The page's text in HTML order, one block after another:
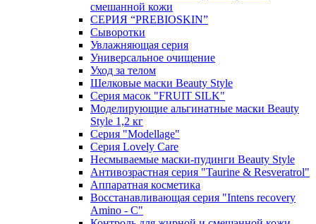
смешанной кожи
СЕРИЯ “PREBIOSKIN”
Сыворотки
Увлажняющая серия
Универсальное очищение
Уход за телом
Шелковые маски Beauty Style
Серия масок "FRUIT SILK"
Моделирующие альгинатные маски Beauty
Style 1,2 кг
Серия "Modellage"
Cерия Lovely Care
Несмываемые маски-пудинги Beauty Style
Антивозрастная серия "Taurine & Resveratrol"
Аппаратная косметика
Восстанавливающая серия "Intens recovery
Amino - C"